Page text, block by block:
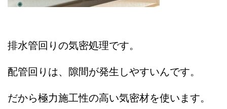
排水管回りの気密処理です。
配管回りは、隙間が発生しやすいんです。
だから極力施工性の高い気密材を使います。